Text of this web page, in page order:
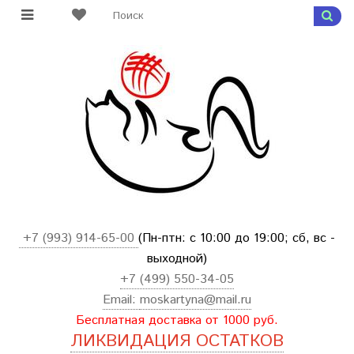
+7 (993) 914-65-00 (Пн-птн: с 10:00 до 19:00; сб, вс -
выходной)
+7 (499) 550-34-05
Email: moskartyna@mail.ru
Бесплатная доставка от 1000 руб.
ЛИКВИДАЦИЯ ОСТАТКОВ